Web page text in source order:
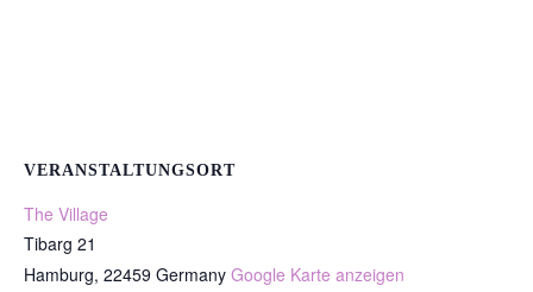
VERANSTALTUNGSORT
The Village
Tibarg 21
Hamburg, 22459 Germany Google Karte anzeigen